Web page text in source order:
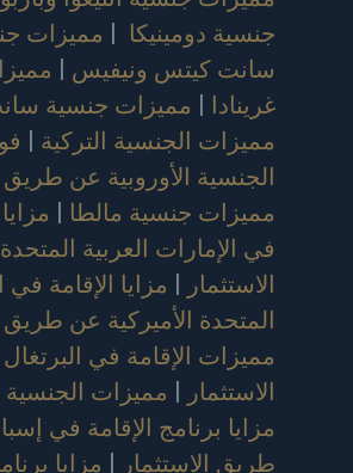
جنسية دومينيكا | مميزات
سانت كيتس ونيفيس |
غرينادا | مميزات جنسية
مميزات الجنسية التركية |
الجنسية الأوروبية عن طريق
مميزات جنسية مالطا |
في الإمارات العربية
الاستثمار | مزايا الإقامة في
المتحدة الأميركية عن طريق
مميزات الإقامة في
الاستثمار | مميزات
مزايا برنامج الإقامة في
طريق الاستثمار | مزايا